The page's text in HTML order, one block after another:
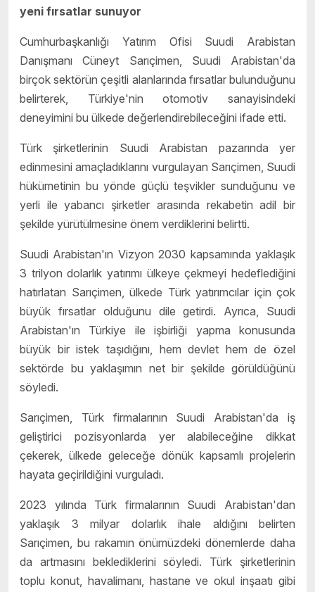
yeni fırsatlar sunuyor
Cumhurbaşkanlığı Yatırım Ofisi Suudi Arabistan
Danışmanı Cüneyt Sarıçimen, Suudi Arabistan'da
birçok sektörün çeşitli alanlarında fırsatlar bulunduğunu
belirterek, Türkiye'nin otomotiv sanayisindeki
deneyimini bu ülkede değerlendirebileceğini ifade etti.
Türk şirketlerinin Suudi Arabistan pazarında yer
edinmesini amaçladıklarını vurgulayan Sarıçimen, Suudi
hükümetinin bu yönde güçlü teşvikler sunduğunu ve
yerli ile yabancı şirketler arasında rekabetin adil bir
şekilde yürütülmesine önem verdiklerini belirtti.
Suudi Arabistan'ın Vizyon 2030 kapsamında yaklaşık
3 trilyon dolarlık yatırımı ülkeye çekmeyi hedeflediğini
hatırlatan Sarıçimen, ülkede Türk yatırımcılar için çok
büyük fırsatlar olduğunu dile getirdi. Ayrıca, Suudi
Arabistan'ın Türkiye ile işbirliği yapma konusunda
büyük bir istek taşıdığını, hem devlet hem de özel
sektörde bu yaklaşımın net bir şekilde görüldüğünü
söyledi.
Sarıçimen, Türk firmalarının Suudi Arabistan'da iş
geliştirici pozisyonlarda yer alabileceğine dikkat
çekerek, ülkede geleceğe dönük kapsamlı projelerin
hayata geçirildiğini vurguladı.
2023 yılında Türk firmalarının Suudi Arabistan'dan
yaklaşık 3 milyar dolarlık ihale aldığını belirten
Sarıçimen, bu rakamın önümüzdeki dönemlerde daha
da artmasını beklediklerini söyledi. Türk şirketlerinin
toplu konut, havalimanı, hastane ve okul inşaatı gibi